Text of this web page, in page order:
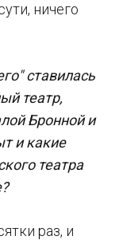
ничего
ставилась
театр,
Бронной и
и какие
театра
раз, и